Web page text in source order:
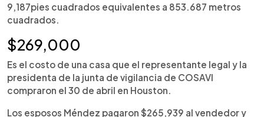
9,187pies cuadrados equivalentes a 853.687 metros
cuadrados.
$269,000
Es el costo de una casa que el representante legal y la
presidenta de la junta de vigilancia de COSAVI
compraron el 30 de abril en Houston.
Los esposos Méndez pagaron $265,939 al vendedor y